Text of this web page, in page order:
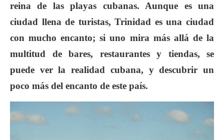
reina de las playas cubanas. Aunque es una
ciudad llena de turistas, Trinidad es una ciudad
con mucho encanto; si uno mira más allá de la
multitud de bares, restaurantes y tiendas, se
puede ver la realidad cubana, y descubrir un
poco más del encanto de este país.